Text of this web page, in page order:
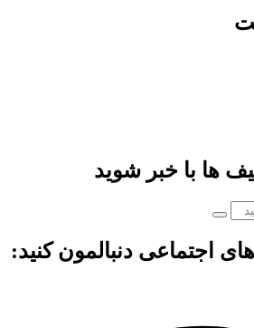
ها با خبر شوید
اجتماعی دنبالمون کنید: